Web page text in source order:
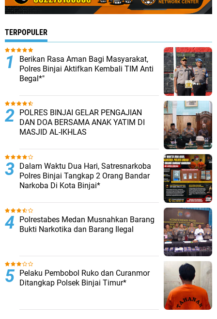
TERPOPULER
Berikan Rasa Aman Bagi Masyarakat,
Polres Binjai Aktifkan Kembali TIM Anti
Begal*"
POLRES BINJAI GELAR PENGAJIAN
DAN DOA BERSAMA ANAK YATIM DI
MASJID AL-IKHLAS
Dalam Waktu Dua Hari, Satresnarkoba
Polres Binjai Tangkap 2 Orang Bandar
Narkoba Di Kota Binjai*
Polrestabes Medan Musnahkan Barang
Bukti Narkotika dan Barang Ilegal
Pelaku Pembobol Ruko dan Curanmor
Ditangkap Polsek Binjai Timur*